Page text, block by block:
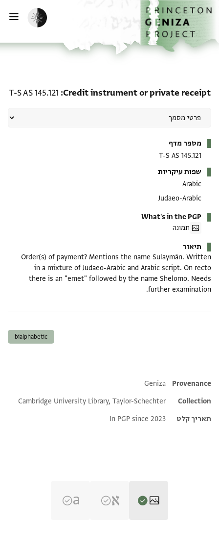
לתוכןהבית
הפעלת מצב כהה
Credit instrument or private receipt
T-S AS 145.121
מספר מדף
T-S AS 145.121
שפות עיקריות
Arabic
Judaeo-Arabic
What's in the PGP
תמונה
תיאור
Order(s) of payment? Mentions the name Sulaymān. Written
in a mixture of Judaeo-Arabic and Arabic script. On recto
there is an "emet" followed by the name Shelomo. Needs
further examination.
bialphabetic
Additional metadata
Provenance
Geniza
Collection
Cambridge University Library, Taylor-Schechter
תאריך קלט
In PGP since 2023